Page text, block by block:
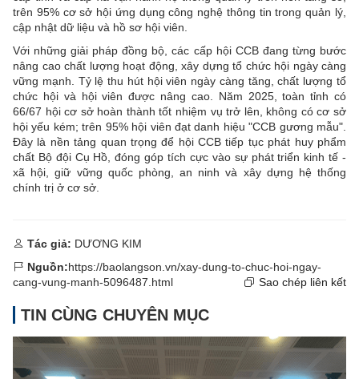
trên 95% cơ sở hội ứng dụng công nghệ thông tin trong quản lý,
cập nhật dữ liệu và hồ sơ hội viên.
Với những giải pháp đồng bộ, các cấp hội CCB đang từng bước
nâng cao chất lượng hoạt động, xây dựng tổ chức hội ngày càng
vững mạnh. Tỷ lệ thu hút hội viên ngày càng tăng, chất lượng tổ
chức hội và hội viên được nâng cao. Năm 2025, toàn tỉnh có
66/67 hội cơ sở hoàn thành tốt nhiệm vụ trở lên, không có cơ sở
hội yếu kém; trên 95% hội viên đạt danh hiệu "CCB gương mẫu".
Đây là nền tảng quan trọng để hội CCB tiếp tục phát huy phẩm
chất Bộ đội Cụ Hồ, đóng góp tích cực vào sự phát triển kinh tế -
xã hội, giữ vững quốc phòng, an ninh và xây dựng hệ thống
chính trị ở cơ sở.
Tác giả: DƯƠNG KIM
Nguồn:https://baolangson.vn/xay-dung-to-chuc-hoi-ngay-
cang-vung-manh-5096487.html
Sao chép liên kết
TIN CÙNG CHUYÊN MỤC